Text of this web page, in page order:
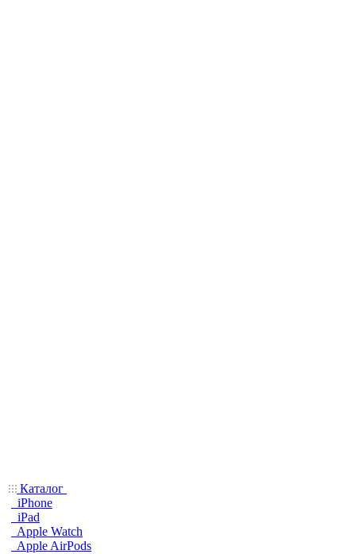
Каталог
iPhone
iPad
Apple Watch
Apple AirPods